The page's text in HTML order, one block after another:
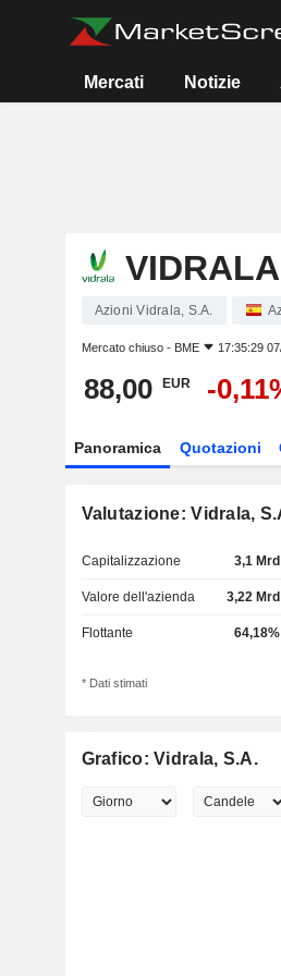
Mercati Notizie
Azioni Vidrala, S.A.
Mercato chiuso - BME 17:35:29
88,00 EUR -
Panoramica Quotazioni
Valutazione: Vidrala,
Capitalizzazione 3,1 Mrd
Valore dell'azienda 3,22 Mrd
Flottante 64,18%
* Dati stimati
Grafico: Vidrala, S.A.